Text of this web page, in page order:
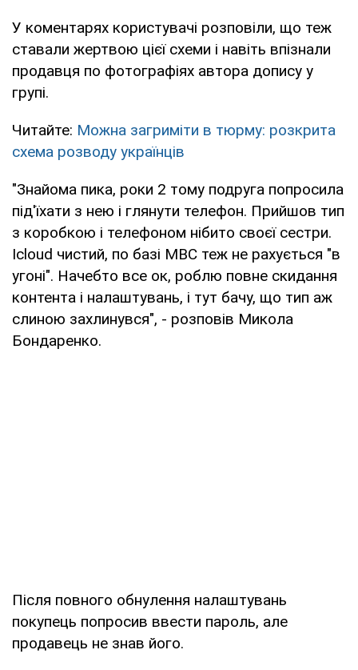
У коментарях користувачі розповіли, що теж
ставали жертвою цієї схеми і навіть впізнали
продавця по фотографіях автора допису у
групі.
Читайте: Можна загриміти в тюрму: розкрита
схема розводу українців
"Знайома пика, роки 2 тому подруга попросила
під'їхати з нею і глянути телефон. Прийшов тип
з коробкою і телефоном нібито своєї сестри.
Icloud чистий, по базі МВС теж не рахується "в
угоні". Начебто все ок, роблю повне скидання
контента і налаштувань, і тут бачу, що тип аж
слиною захлинувся", - розповів Микола
Бондаренко.
Після повного обнулення налаштувань
покупець попросив ввести пароль, але
продавець не знав його.